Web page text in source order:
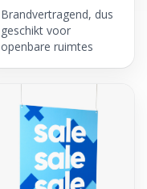
Brandvertragend, dus
geschikt voor
openbare ruimtes